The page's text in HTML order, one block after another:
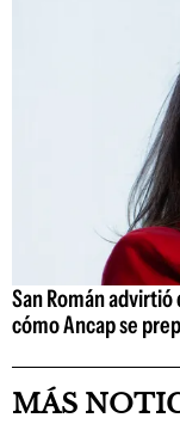
San Román
cómo Ancap se
MÁS